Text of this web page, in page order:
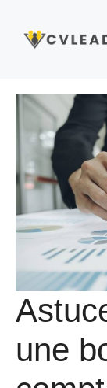
contenu
une